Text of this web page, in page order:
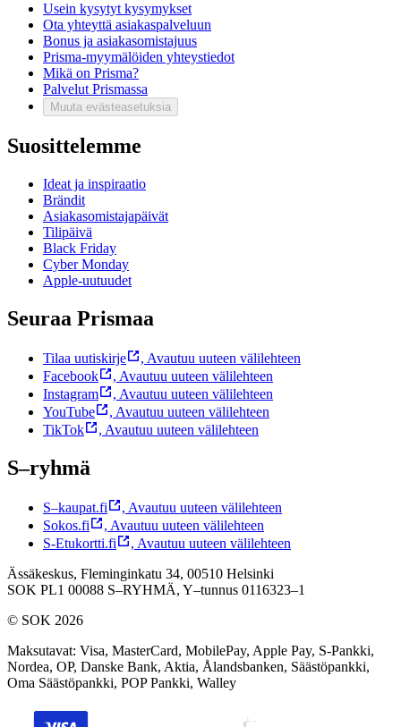
Usein kysytyt kysymykset
Ota yhteyttä asiakaspalveluun
Bonus ja asiakasomistajuus
Prisma-myymälöiden yhteystiedot
Mikä on Prisma?
Palvelut Prismassa
Muuta evästeasetuksia
Suosittelemme
Ideat ja inspiraatio
Brändit
Asiakasomistajapäivät
Tilipäivä
Black Friday
Cyber Monday
Apple-uutuudet
Seuraa Prismaa
Tilaa uutiskirje , Avautuu uuteen välilehteen
Facebook
, Avautuu uuteen välilehteen
Instagram
, Avautuu uuteen välilehteen
YouTube
, Avautuu uuteen välilehteen
TikTok
, Avautuu uuteen välilehteen
S–ryhmä
S–kaupat.fi , Avautuu uuteen välilehteen
Sokos.fi
, Avautuu uuteen välilehteen
S-Etukortti.fi
, Avautuu uuteen välilehteen
Ässäkeskus, Fleminginkatu 34, 00510 Helsinki
SOK PL1 00088 S–RYHMÄ, Y–tunnus 0116323–1
© SOK 2026
Maksutavat: Visa, MasterCard, MobilePay, Apple Pay, S-Pankki,
Nordea, OP, Danske Bank, Aktia, Ålandsbanken, Säästöpankki,
Oma Säästöpankki, POP Pankki, Walley